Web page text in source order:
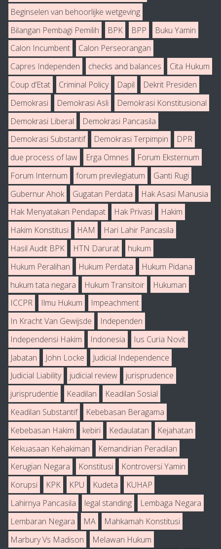
Beginselen van behoorlijke wetgeving
Bilangan Pembagi Pemilih
BPK BPP
Buku Yamin
Calon Incumbent
Calon Perseorangan
Capres Independen
checks and balances
Cita Hukum
Coup d’Etat
Criminal Policy Dapil
Dekrit Presiden
Demokrasi
Demokrasi Asli
Demokrasi Konstitusional
Demokrasi Liberal
Demokrasi Pancasila
Demokrasi Substantif
Demokrasi Terpimpin
DPR
due process of law
Erga Omnes
Forum Eksternum
Forum Internum
forum previlegiatum
Ganti Rugi
Gubernur Ahok
Gugatan Perdata
Hak Asasi Manusia
Hak Menyatakan Pendapat
Hak Privasi
Hakim
Hakim Konstitusi
HAM
Hari Lahir Pancasila
Hasil Audit BPK
HTN Darurat
hukum
Hukum Peralihan
Hukum Perdata
Hukum Pidana
hukum tata negara
Hukum Transitoir
Hukuman
ICCPR
Ilmu Hukum
Impeachment
In Kracht Van Gewijsde
Independen
Independensi Hakim
Indonesia
Ius Curia Novit
Jabatan
John Locke
Judicial Independence
Judicial Liability
judicial review
jurisprudence
jurisprudentie
Keadilan
Keadilan Sosial
Keadilan Substantif
Kebebasan Beragama
Kebebasan Hakim
kebiri Kedaulatan
Kejahatan
Kekuasaan Kehakiman
Kemandirian Peradilan
Kerugian Negara
Konstitusi
Kontroversi Yamin
Korupsi
KPK KPU Kudeta
KUHAP
Lahirnya Pancasila
legal standing
Lembaga Negara
Lembaran Negara
MA
Mahkamah Konstitusi
Marbury Vs Madison
Melawan Hukum